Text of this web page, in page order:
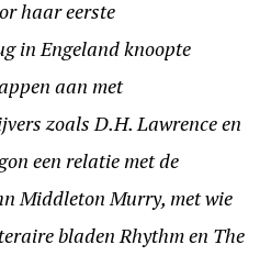
haar eerste
in Engeland knoopte
aan met
zoals D.H. Lawrence en
een relatie met de
Middleton Murry, met wie
bladen Rhythm en The